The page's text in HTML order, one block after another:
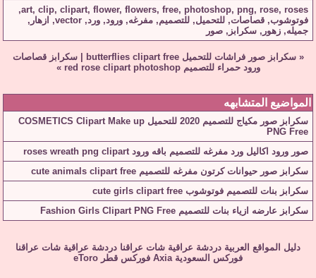
art, clip, clipart, flower, flowers, free, photoshop, png, rose, roses
,
فوتوشوب, قصاصات, للتحميل, للتصميم, مفرغه, ورود, ورد,
vector
, ازهار ,
جميله, زهور , سكرابز , صور
« سكرابز صور فراشات للتحميل butterflies clipart free |سكرابز قصاصات
ورود حمراء للتصميم red rose clipart photoshop
»
المواضيع المتشابهه
سكرابز صور مكياج للتصميم 2020 للتحميل COSMETICS Clipart Make up
PNG Free
صور ورود اكاليل ورد مفرغه للتصميم باقه ورود roses wreath png clipart
سكرابز صور حيوانات كرتون مفرغه للتصميم cute animals clipart free
سكرابز بنات للتصميم فوتوشوب cute girls clipart free
سكرابز عارضه ازياء بنات للتصميم Fashion Girls Clipart PNG Free
دليل المواقع العربية دردشة عراقية شات عراقنا دردشة عراقية شات عراقنا
فوركس السعودية Axia فوركس قطر eToro